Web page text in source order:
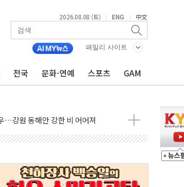
2026.08.08 (토) | ENG | 中文
패밀리 사이트
전국 문화·연예 스포츠 GAM
·탄약 부족 현실화
원 수거차에 치여 사망
남성 2명 숨져
복…1명 사망·1명 실종
..."국제적 시민 연대로 목소리 내야"